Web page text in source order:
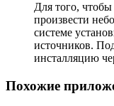
Для того,
произвести
системе
источников.
инсталляцию
Похожие